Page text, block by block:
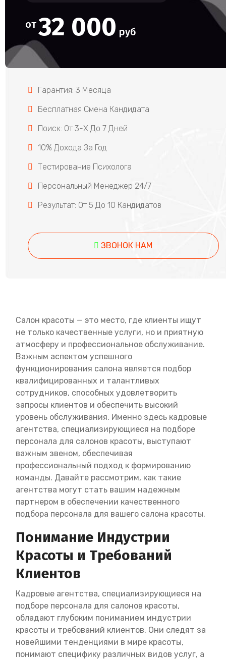
от32 000 руб
Гарантия: 3 Месяца
Бесплатная Смена Кандидата
Поиск: От 3-Х До 7 Дней
10% Дохода За Год
Тестирование Психолога
Персональный Менеджер 24/7
Результат: От 5 До 10 Кандидатов
ЗВОНОК НАМ
Салон красоты — это место, где клиенты ищут
не только качественные услуги, но и приятную
атмосферу и профессиональное обслуживание.
Важным аспектом успешного
функционирования салона является подбор
квалифицированных и талантливых
сотрудников, способных удовлетворить
запросы клиентов и обеспечить высокий
уровень обслуживания. Именно здесь кадровые
агентства, специализирующиеся на подборе
персонала для салонов красоты, выступают
важным звеном, обеспечивая
профессиональный подход к формированию
команды. Давайте рассмотрим, как такие
агентства могут стать вашим надежным
партнером в обеспечении качественного
подбора персонала для вашего салона красоты.
Понимание Индустрии
Красоты и Требований
Клиентов
Кадровые агентства, специализирующиеся на
подборе персонала для салонов красоты,
обладают глубоким пониманием индустрии
красоты и требований клиентов. Они следят за
новейшими тенденциями в мире красоты,
понимают специфику различных видов услуг, а